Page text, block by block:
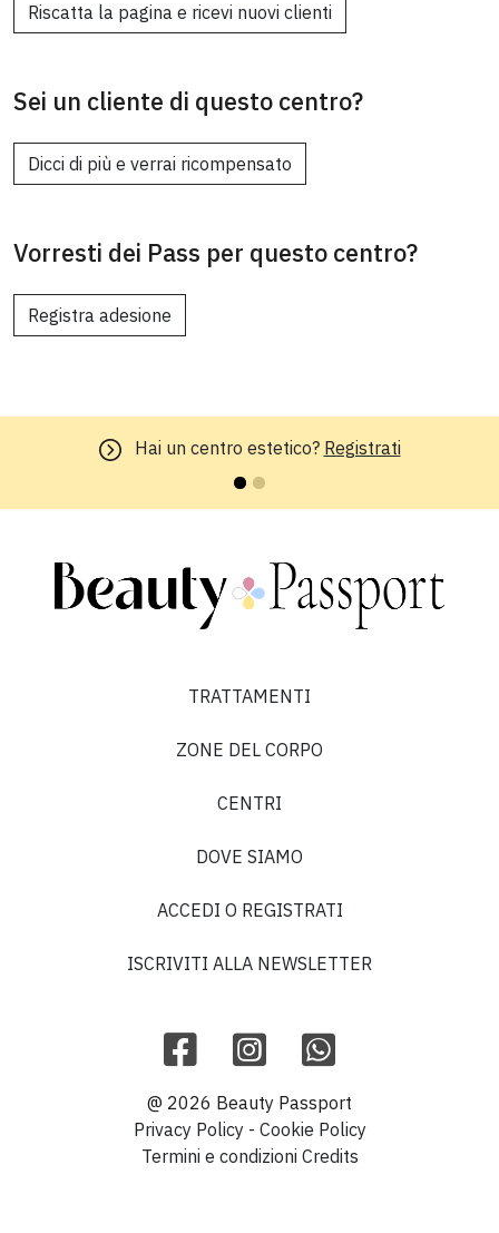
Riscatta la pagina e ricevi nuovi clienti
Sei un cliente di questo centro?
Dicci di più e verrai ricompensato
Vorresti dei Pass per questo centro?
Registra adesione
Hai un centro estetico? Registrati
TRATTAMENTI
ZONE DEL CORPO
CENTRI
DOVE SIAMO
ACCEDI O REGISTRATI
ISCRIVITI ALLA NEWSLETTER
@ 2026 Beauty Passport
Privacy Policy - Cookie Policy
Termini e condizioni Credits